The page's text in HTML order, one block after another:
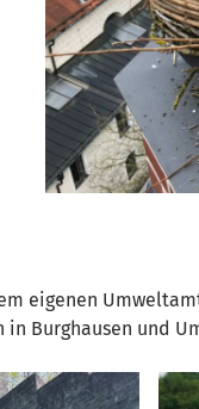
eigenen
Burghausen und